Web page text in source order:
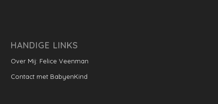
HANDIGE LINKS
Over Mij: Felice Veenman
Contact met BabyenKind